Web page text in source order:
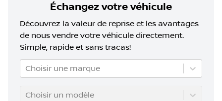
Échangez votre véhicule
Découvrez la valeur de reprise et les avantages
de nous vendre votre véhicule directement.
Simple, rapide et sans tracas!
Choisir une marque
Choisir un modèle